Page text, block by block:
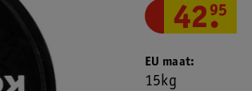
42.
95
EU maat
15kg